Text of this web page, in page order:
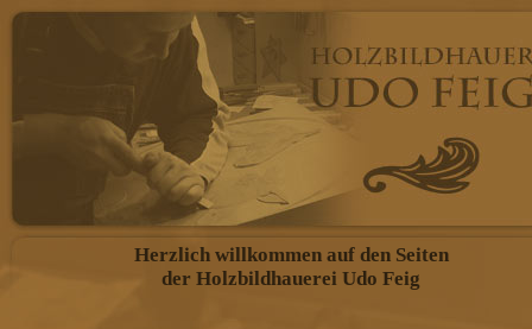
Herzlich willkommen auf den Seiten
der Holzbildhauerei Udo Feig